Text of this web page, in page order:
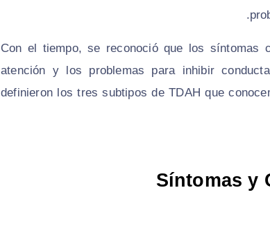
Con el tiempo, se reconoció que los síntomas
atención y los problemas para inhibir
definieron los tres subtipos de TDAH que
Síntomas y